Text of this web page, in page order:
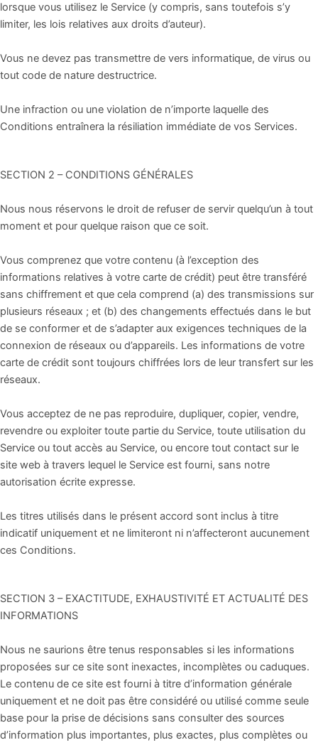
lorsque vous utilisez le Service (y compris, sans toutefois s’y
limiter, les lois relatives aux droits d’auteur).
Vous ne devez pas transmettre de vers informatique, de virus ou
tout code de nature destructrice.
Une infraction ou une violation de n’importe laquelle des
Conditions entraînera la résiliation immédiate de vos Services.
SECTION 2 – CONDITIONS GÉNÉRALES
Nous nous réservons le droit de refuser de servir quelqu’un à tout
moment et pour quelque raison que ce soit.
Vous comprenez que votre contenu (à l’exception des
informations relatives à votre carte de crédit) peut être transféré
sans chiffrement et que cela comprend (a) des transmissions sur
plusieurs réseaux ; et (b) des changements effectués dans le but
de se conformer et de s’adapter aux exigences techniques de la
connexion de réseaux ou d’appareils. Les informations de votre
carte de crédit sont toujours chiffrées lors de leur transfert sur les
réseaux.
Vous acceptez de ne pas reproduire, dupliquer, copier, vendre,
revendre ou exploiter toute partie du Service, toute utilisation du
Service ou tout accès au Service, ou encore tout contact sur le
site web à travers lequel le Service est fourni, sans notre
autorisation écrite expresse.
Les titres utilisés dans le présent accord sont inclus à titre
indicatif uniquement et ne limiteront ni n’affecteront aucunement
ces Conditions.
SECTION 3 – EXACTITUDE, EXHAUSTIVITÉ ET ACTUALITÉ DES
INFORMATIONS
Nous ne saurions être tenus responsables si les informations
proposées sur ce site sont inexactes, incomplètes ou caduques.
Le contenu de ce site est fourni à titre d’information générale
uniquement et ne doit pas être considéré ou utilisé comme seule
base pour la prise de décisions sans consulter des sources
d’information plus importantes, plus exactes, plus complètes ou